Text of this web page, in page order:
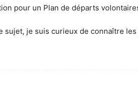
pour un Plan de départs
sujet, je suis curieux de connaître